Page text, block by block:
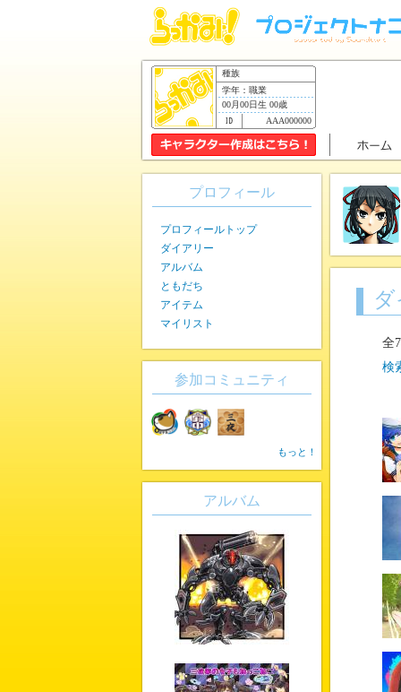
種族
学年：職業
00月00日生 00歳
AAA000000
全
検
プロフィール
プロフィールトップ
ダイアリー
アルバム
ともだち
アイテム
マイリスト
参加コミュニティ
もっと！
アルバム